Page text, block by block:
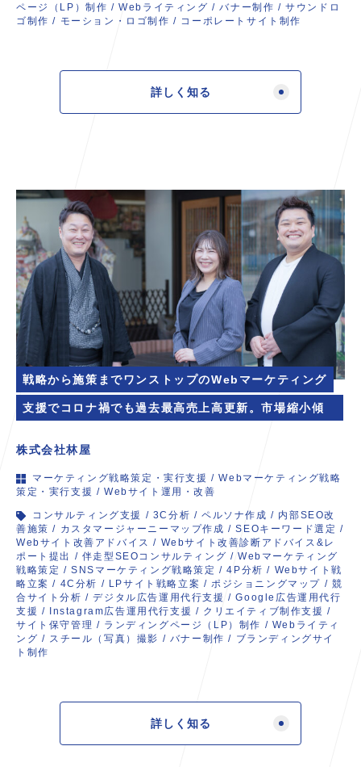
ページ（LP）制作 /Webライティング /バナー制作 /サウンドロ
ゴ制作 / モーション・ロゴ制作 / コーポレートサイト制作
詳しく知る
戦略から施策までワンストップのWebマーケティング
支援でコロナ禍でも過去最高売上高更新。市場縮小傾向
株式会社林屋
マーケティング戦略策定・実行支援 /Webマーケティング戦略
策定・実行支援 /Webサイト運用・改善
コンサルティング支援 / 3C分析 /ペルソナ作成 / 内部SEO改
善施策 / カスタマージャーニーマップ作成 /SEOキーワード選定 /
Webサイト改善アドバイス / Webサイト改善診断アドバイス&レ
ポート提出
/ 伴走型SEOコンサルティング /Webマーケティング
戦略策定 /SNSマーケティング戦略策定 /4P分析 / Webサイト戦
略立案 / 4C分析 / LPサイト戦略立案 / ポジショニングマップ / 競
合サイト分析 /デジタル広告運用代行支援 /Google広告運用代行
支援 / Instagram広告運用代行支援 / クリエイティブ制作支援 /
サイト保守管理 / ランディングページ（LP）制作 / Webライティ
ング / スチール（写真）撮影 / バナー制作 / ブランディングサイ
ト制作
詳しく知る